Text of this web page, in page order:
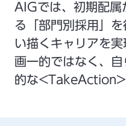
AIGでは、初期配属
る「部門別採用」
い描くキャリアを実
画一的ではなく、
的な<TakeAction>